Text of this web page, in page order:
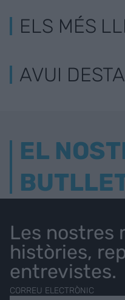
ELS MÉS
AVUI
EL
Les nostres
històries,
entrevistes.
CORREU ELECTRÒNIC